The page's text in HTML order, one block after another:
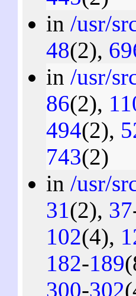
in /usr/
48(2),
in /usr/
86(2),
494(2),
743(2)
in /usr/
31(2), 37
102(4),
182-189
300-302